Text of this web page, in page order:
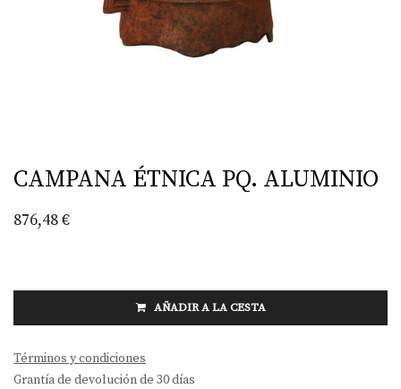
CAMPANA ÉTNICA PQ. ALUMINIO
876,48€
AÑADIR A LA CESTA
Términos y condiciones
Grantía de devolución de 30 días